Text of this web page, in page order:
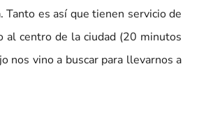
Tanto es así que tienen servicio de
al centro de la ciudad (20 minutos
nos vino a buscar para llevarnos a